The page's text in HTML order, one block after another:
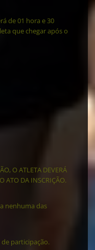
de 01 hora e 30
que chegar após o
O ATLETA DEVERÁ
ATO DA INSCRIÇÃO.
nenhuma das
participação.